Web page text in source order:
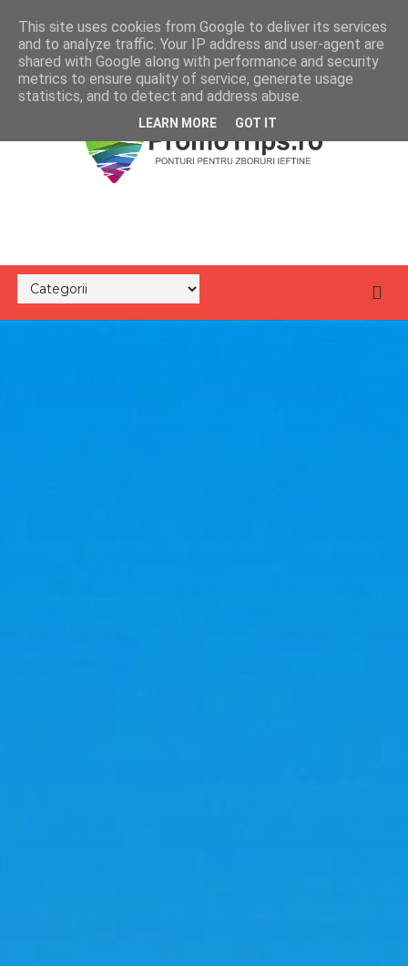
This site uses cookies from Google to deliver its services
and to analyze traffic. Your IP address and user-agent are
shared with Google along with performance and security
metrics to ensure quality of service, generate usage
statistics, and to detect and address abuse.
LEARN MORE GOT IT